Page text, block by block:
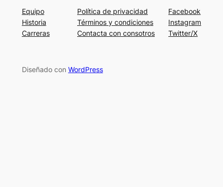
Equipo
Historia
Carreras
Política de privacidad
Términos y condiciones
Contacta con consotros
Facebook
Instagram
Twitter/X
Diseñado con WordPress